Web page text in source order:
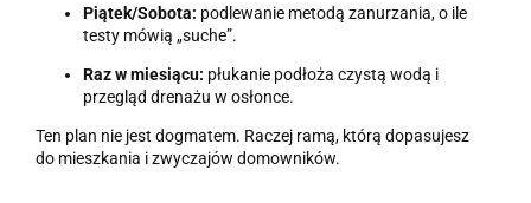
Piątek/Sobota: podlewanie metodą zanurzania, o ile
testy mówią „suche”.
Raz w miesiącu: płukanie podłoża czystą wodą i
przegląd drenażu w osłonce.
Ten plan nie jest dogmatem. Raczej ramą, którą dopasujesz
do mieszkania i zwyczajów domowników.